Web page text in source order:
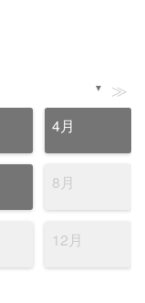
▼ ≫
4月
8月
12月